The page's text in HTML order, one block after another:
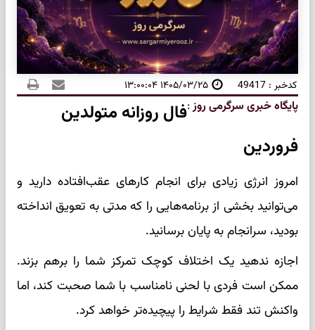
کدخبر : 49417 ۱۴۰۵/۰۳/۲۵ ۱۳:۰۰:۰۴
پایگاه خبری سرگرمی روز:فال روزانه متولدین
فروردین
امروز انرژی زیادی برای انجام کارهای عقب‌افتاده دارید و
می‌توانید بخشی از برنامه‌هایی را که مدتی به تعویق انداخته
بودید، سرانجام به پایان برسانید.
اجازه ندهید یک اختلاف کوچک تمرکز شما را برهم بزند.
ممکن است فردی با لحنی نامناسب با شما صحبت کند، اما
واکنش تند فقط شرایط را پیچیده‌تر خواهد کرد.